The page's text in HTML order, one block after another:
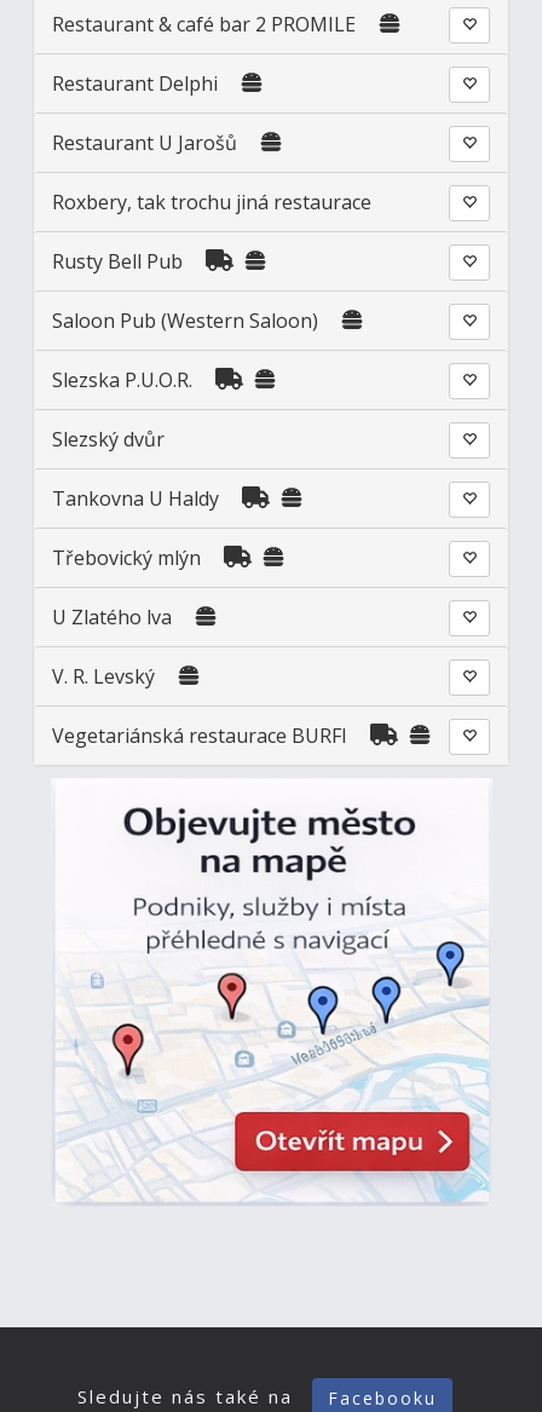
Restaurant & café bar 2 PROMILE
Restaurant Delphi
Restaurant U Jarošů
Roxbery, tak trochu jiná restaurace
Rusty Bell Pub
Saloon Pub (Western Saloon)
Slezska P.U.O.R.
Slezský dvůr
Tankovna U Haldy
Třebovický mlýn
U Zlatého lva
V. R. Levský
Vegetariánská restaurace BURFI
Sledujte nás také na Facebooku